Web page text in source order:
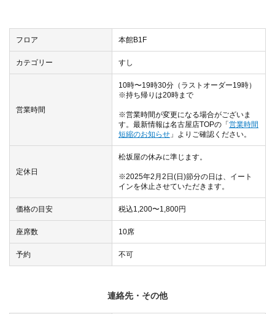
フロア 本館B1F
カテゴリー すし
営業時間
10時〜19時30分（ラストオーダー19時）
※持ち帰りは20時まで
※営業時間が変更になる場合がございま
す。最新情報は名古屋店TOPの「 営業時間
短縮のお知らせ 」よりご確認ください。
定休日
松坂屋の休みに準じます。
※2025年2月2日(日)節分の日は、イート
インを休止させていただきます。
価格の目安 税込1,200〜1,800円
座席数 10席
予約 不可
連絡先・その他